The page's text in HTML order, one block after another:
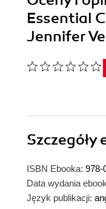
Essential
Jennifer
Szczegóły
ISBN Ebooka: 978-
Data wydania
Język publikacji: